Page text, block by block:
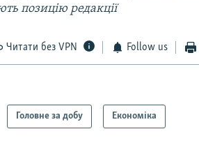
позицію редакції
Читати без VPN Follow us
Головне за добу Економіка